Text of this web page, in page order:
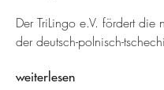
Der TriLingo e.V. fördert
der deutsch-polnisch-
weiterlesen